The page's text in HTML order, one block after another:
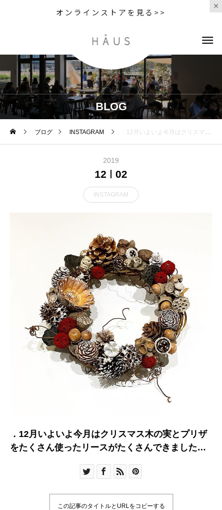
オンラインストアを見る>>
BLOG
ブログ INSTAGRAM ．12月いよいよ今月はクリスマス木の実とプリザをたくさん使ったリースがたくさんできましたクリスマスまでの日々をまずはリースでたのしみましょう︎ ．．．#christmaswreathe#wreathe#christmas#Xmas#木の実#preserved flower#hausmatsue #島根#松江
2019
12 02
INSTAGRAM
．12月いよいよ今月はクリスマス木の実とプリザ
をたくさん使ったリースがたくさんできましたク
木の実#preserved flower#hausmatsue #島根#松
この記事のタイトルとURLをコピーする